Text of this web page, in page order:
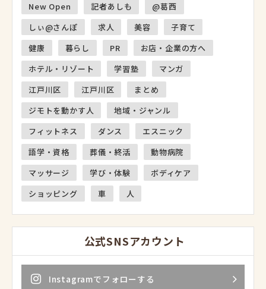
New Open
記者あしも
@葛西
しぃ@さんぽ
求人 美容
子育て
健康
暮らし PR
お店・企業の方へ
ホテル・リゾート
学習塾
マンガ
江戸川区
江戸川区
まとめ
ジモトを動かす人
地域・ジャンル
フィットネス
ダンス
エスニック
語学・資格
葬儀・終活
動物病院
マッサージ
学び・体験
ボディケア
ショッピング
車 人
公式SNSアカウント
Instagramでフォローする